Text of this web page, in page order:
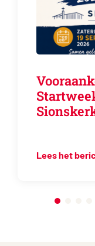
Lees het